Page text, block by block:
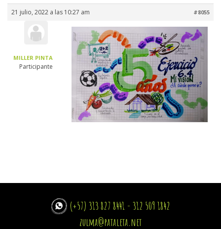
21 julio, 2022 a las 10:27 am #8055
MILLER PINTA
Participante
(+57) 313 827 8441 - 312 509 1842
zulma@pataleta.net